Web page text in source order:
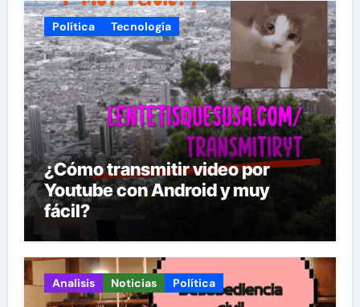
Política Tecnología
¿Cómo transmitir video por
Youtube con Android y muy
fácil?
Analisis Noticias Política